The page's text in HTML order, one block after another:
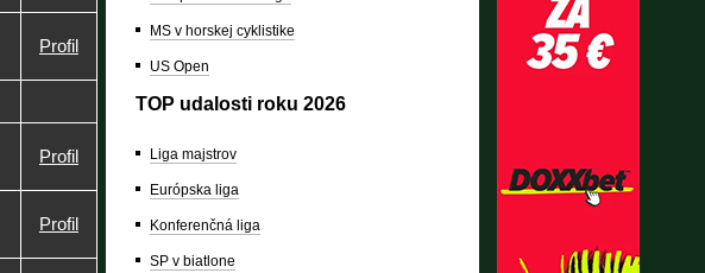
Profil
Profil
Profil
MS v horskej cyklistike
US Open
TOP udalosti roku 2026
Liga majstrov
Európska liga
Konferenčná liga
SP v biatlone